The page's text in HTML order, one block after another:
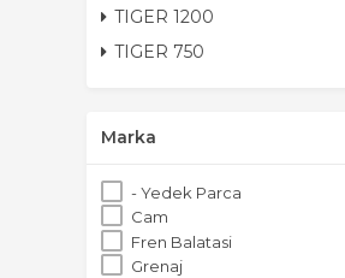
TIGER 1200
TIGER 750
Marka
- Yedek Parca
Cam
Fren Balatasi
Grenaj